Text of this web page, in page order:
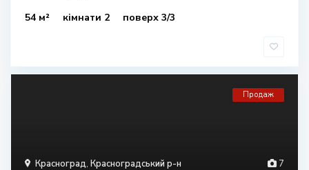
54 м² кімнати 2 поверх 3/3
7
Красноград, Красноградський р-н
Продаж